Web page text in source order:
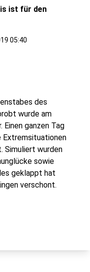
ist für den
05:40
des
wurde am
ganzen Tag
Extremsituationen
Simuliert wurden
sowie
geklappt hat
verschont.